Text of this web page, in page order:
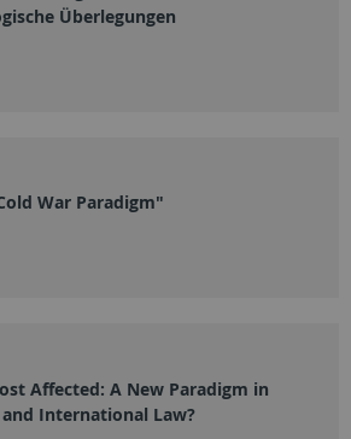
Überlegungen
War Paradigm"
Affected: A New Paradigm in
International Law?